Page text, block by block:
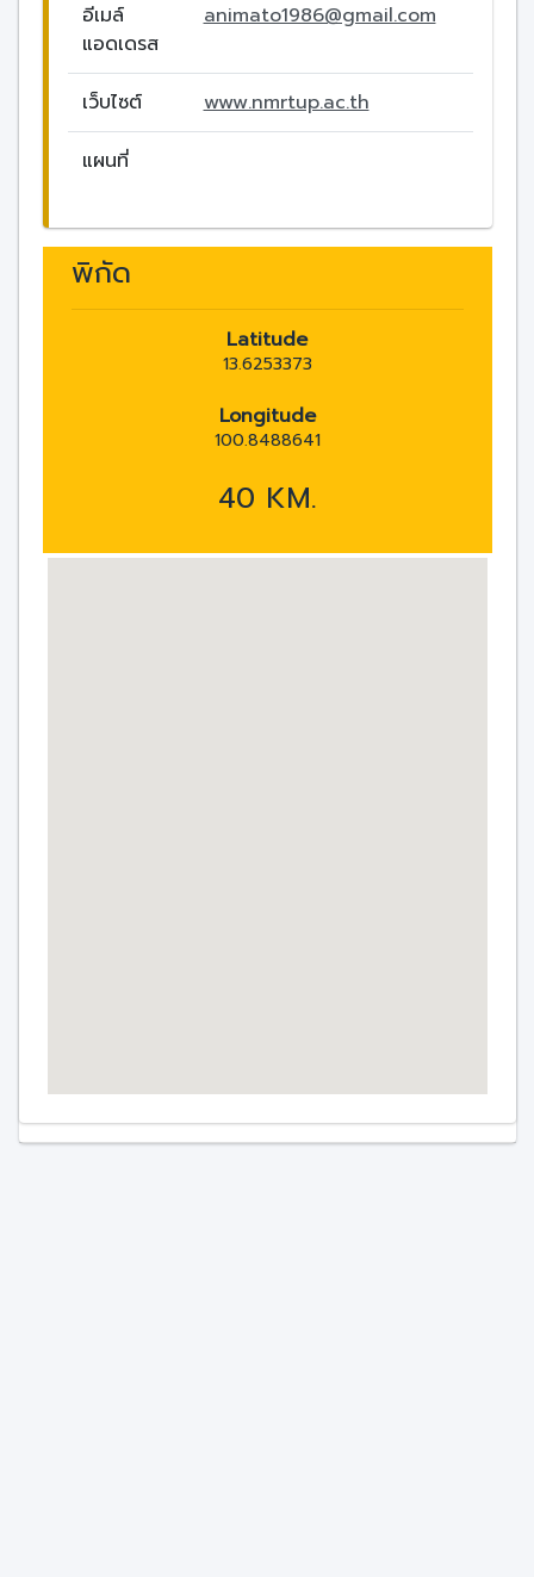
อีเมล์
แอดเดรส
animato1986@gmail.com
เว็บไซต์ www.nmrtup.ac.th
แผนที่
พิกัด
Latitude
13.6253373
Longitude
100.8488641
40 KM.